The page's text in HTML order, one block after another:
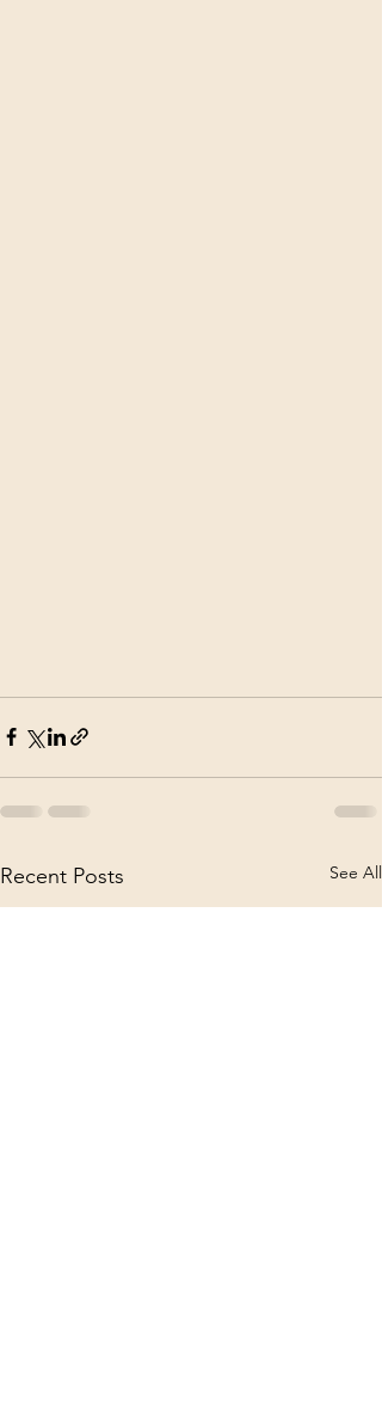
Recent Posts See All